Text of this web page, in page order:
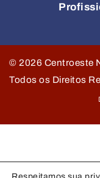
© 2026 Centroeste
Todos os Direitos